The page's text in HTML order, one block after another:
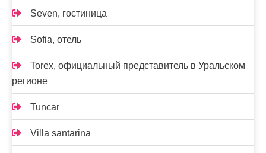
Seven, гостиница
Sofia, отель
Torex, официальный представитель в Уральском
регионе
Tuncar
Villa santarina